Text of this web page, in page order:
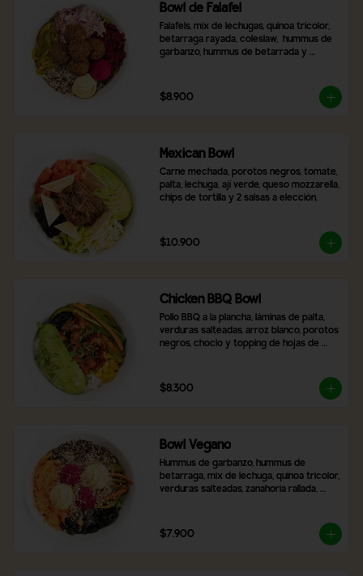
Bowl de Falafel
Falafels, mix de lechugas, quinoa tricolor,
betarraga rayada, coleslaw,  hummus de
garbanzo, hummus de betarrada y
$8.900
Mexican Bowl
Carne mechada, porotos negros, tomate,
palta, lechuga, ají verde, queso mozzarella,
chips de tortilla y 2 salsas a elección.
$10.900
Chicken BBQ Bowl
Pollo BBQ a la plancha, láminas de palta,
verduras salteadas, arroz blanco, porotos
negros, choclo y topping de hojas de
$8.300
Bowl Vegano
Hummus de garbanzo, hummus de
betarraga, mix de lechuga, quinoa tricolor,
verduras salteadas, zanahoria rallada,
elección
$7.900